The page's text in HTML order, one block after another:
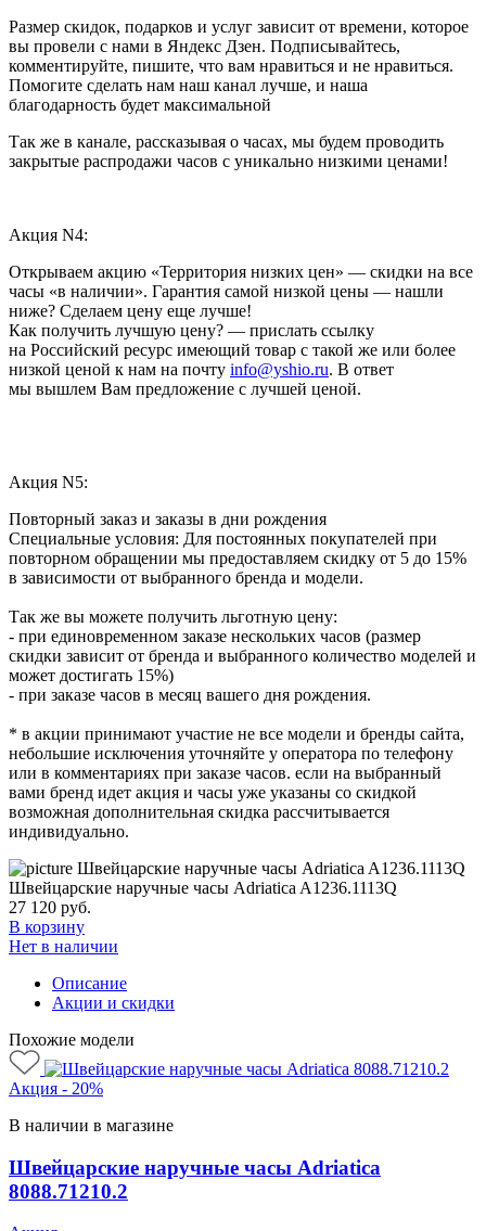
Размер скидок, подарков и услуг зависит от времени, которое
вы провели с нами в Яндекс Дзен. Подписывайтесь,
комментируйте, пишите, что вам нравиться и не нравиться.
Помогите сделать нам наш канал лучше, и наша
благодарность будет максимальной
Так же в канале, рассказывая о часах, мы будем проводить
закрытые распродажи часов с уникально низкими ценами!
Акция N4:
Открываем акцию «Территория низких цен» — скидки на все
часы «в наличии». Гарантия самой низкой цены — нашли
ниже? Сделаем цену еще лучше!
Как получить лучшую цену? — прислать ссылку
на Российский ресурс имеющий товар с такой же или более
низкой ценой к нам на почту info@yshio.ru. В ответ
мы вышлем Вам предложение с лучшей ценой.
Акция N5:
Повторный заказ и заказы в дни рождения
Специальные условия: Для постоянных покупателей при
повторном обращении мы предоставляем скидку от 5 до 15%
в зависимости от выбранного бренда и модели.
Так же вы можете получить льготную цену:
- при единовременном заказе нескольких часов (размер
скидки зависит от бренда и выбранного количество моделей и
может достигать 15%)
- при заказе часов в месяц вашего дня рождения.
* в акции принимают участие не все модели и бренды сайта,
небольшие исключения уточняйте у оператора по телефону
или в комментариях при заказе часов. если на выбранный
вами бренд идет акция и часы уже указаны со скидкой
возможная дополнительная скидка рассчитывается
индивидуально.
Швейцарские наручные часы Adriatica A1236.1113Q
27 120 руб.
В корзину
Нет в наличии
Описание
Акции и скидки
Похожие модели
Акция - 20%
В наличии в магазине
Швейцарские наручные часы Adriatica
8088.71210.2